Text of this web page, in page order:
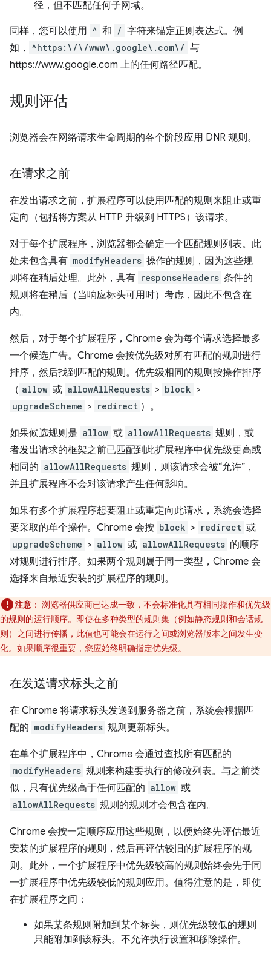
径，但不匹配任何子网域。
同样，您可以使用 ^ 和 / 字符来锚定正则表达式。例
如，
^https:\/\/www\.google\.com\/ 与
https://www.google.com 上的任何路径匹配。
规则评估
浏览器会在网络请求生命周期的各个阶段应用 DNR 规则。
在请求之前
在发出请求之前，扩展程序可以使用匹配的规则来阻止或重
定向（包括将方案从 HTTP 升级到 HTTPS）该请求。
对于每个扩展程序，浏览器都会确定一个匹配规则列表。此
处未包含具有 modifyHeaders 操作的规则，因为这些规
则将在稍后处理。此外，具有 responseHeaders 条件的
规则将在稍后（当响应标头可用时）考虑，因此不包含在
内。
然后，对于每个扩展程序，Chrome 会为每个请求选择最多
一个候选广告。Chrome 会按优先级对所有匹配的规则进行
排序，然后找到匹配的规则。优先级相同的规则按操作排序
（ allow 或 allowAllRequests > block >
upgradeScheme > redirect ）。
如果候选规则是 allow 或 allowAllRequests 规则，或
者发出请求的框架之前已匹配到此扩展程序中优先级更高或
相同的 allowAllRequests 规则，则该请求会被“允许”，
并且扩展程序不会对该请求产生任何影响。
如果有多个扩展程序想要阻止或重定向此请求，系统会选择
要采取的单个操作。Chrome 会按 block > redirect 或
upgradeScheme > allow 或 allowAllRequests 的顺序
对规则进行排序。如果两个规则属于同一类型，Chrome 会
选择来自最近安装的扩展程序的规则。
注意 ： 浏览器供应商已达成一致，不会标准化具有相同操作和优先级
的规则的运行顺序。即使在多种类型的规则集（例如静态规则和会话规
则）之间进行传播，此值也可能会在运行之间或浏览器版本之间发生变
化。如果顺序很重要，您应始终明确指定优先级。
在发送请求标头之前
在 Chrome 将请求标头发送到服务器之前，系统会根据匹
配的 modifyHeaders 规则更新标头。
在单个扩展程序中，Chrome 会通过查找所有匹配的
modifyHeaders 规则来构建要执行的修改列表。与之前类
似，只有优先级高于任何匹配的 allow 或
allowAllRequests 规则的规则才会包含在内。
Chrome 会按一定顺序应用这些规则，以便始终先评估最近
安装的扩展程序的规则，然后再评估较旧的扩展程序的规
则。此外，一个扩展程序中优先级较高的规则始终会先于同
一扩展程序中优先级较低的规则应用。值得注意的是，即使
在扩展程序之间：
如果某条规则附加到某个标头，则优先级较低的规则
只能附加到该标头。不允许执行设置和移除操作。